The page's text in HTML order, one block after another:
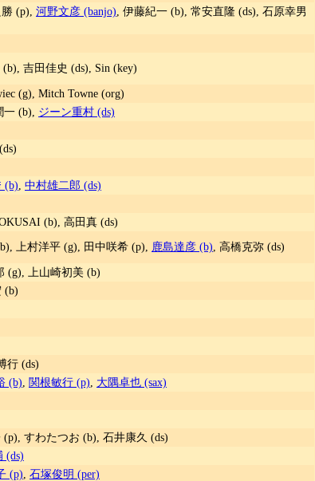
(p), 河野文彦 (banjo) , 伊藤紀一 (b), 常安直隆 (ds), 石原幸男
吉田佳史 (ds), Sin (key)
(g), Mitch Towne (org)
一 (b), ジーン重村 (ds)
(b) 中村雄二郎 (ds)
(b), 高田真 (ds)
上村洋平 (g), 田中咲希 (p), 鹿島達彦 (b) , 高橋克弥 (ds)
(g), 上山崎初美 (b)
(b)
行 (ds)
(b) 関根敏行 (p)
大隅卓也 (sax)
すわたつお (b), 石井康久 (ds)
(ds)
(p) 石塚俊明 (per)